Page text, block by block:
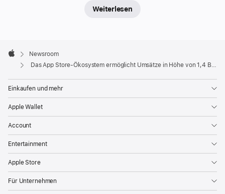
Ökosystem
2025
laut
r
e
e
Weiterlesen
Footer

Apple
Newsroom
Das App Store-Ökosystem ermöglicht Umsätze in Höhe von 1,4 Billionen US-Dollar und verhilft Entwickler:innen auf der ganzen Welt zu Wachstum
Einkaufen und mehr
Apple Wallet
Account
Entertainment
Apple Store
Für Unternehmen